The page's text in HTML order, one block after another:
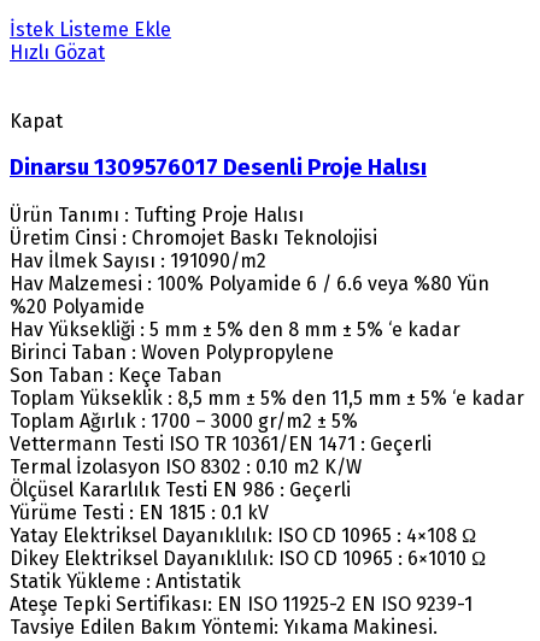
İstek Listeme Ekle
Hızlı Gözat
Kapat
Dinarsu 1309576017 Desenli Proje Halısı
Ürün Tanımı : Tufting Proje Halısı
Üretim Cinsi : Chromojet Baskı Teknolojisi
Hav İlmek Sayısı : 191090/m2
Hav Malzemesi : 100% Polyamide 6 / 6.6 veya %80 Yün
%20 Polyamide
Hav Yüksekliği : 5 mm ± 5% den 8 mm ± 5% ‘e kadar
Birinci Taban : Woven Polypropylene
Son Taban : Keçe Taban
Toplam Yükseklik : 8,5 mm ± 5% den 11,5 mm ± 5% ‘e kadar
Toplam Ağırlık : 1700 – 3000 gr/m2 ± 5%
Vettermann Testi ISO TR 10361/EN 1471 : Geçerli
Termal İzolasyon ISO 8302 : 0.10 m2 K/W
Ölçüsel Kararlılık Testi EN 986 : Geçerli
Yürüme Testi : EN 1815 : 0.1 kV
Yatay Elektriksel Dayanıklılık: ISO CD 10965 : 4×108 Ω
Dikey Elektriksel Dayanıklılık: ISO CD 10965 : 6×1010 Ω
Statik Yükleme : Antistatik
Ateşe Tepki Sertifikası: EN ISO 11925-2 EN ISO 9239-1
Tavsiye Edilen Bakım Yöntemi: Yıkama Makinesi.